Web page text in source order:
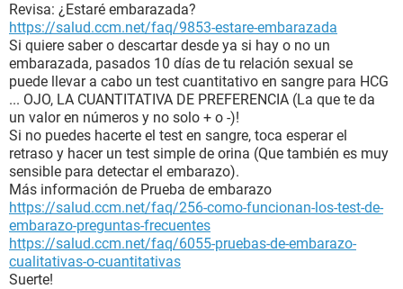
Revisa: ¿Estaré embarazada?
https://salud.ccm.net/faq/9853-estare-embarazada
Si quiere saber o descartar desde ya si hay o no un
embarazada, pasados 10 días de tu relación sexual se
puede llevar a cabo un test cuantitativo en sangre para HCG
... OJO, LA CUANTITATIVA DE PREFERENCIA (La que te da
un valor en números y no solo + o -)!
Si no puedes hacerte el test en sangre, toca esperar el
retraso y hacer un test simple de orina (Que también es muy
sensible para detectar el embarazo).
Más información de Prueba de embarazo
https://salud.ccm.net/faq/256-como-funcionan-los-test-de-
embarazo-preguntas-frecuentes
https://salud.ccm.net/faq/6055-pruebas-de-embarazo-
cualitativas-o-cuantitativas
Suerte!